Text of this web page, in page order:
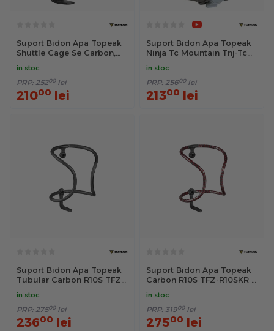
Suport Bidon Apa Topeak
Shuttle Cage Se Carbon,
in stoc
PRP: 25200 lei
21000 lei
Suport Bidon Apa Topeak
Ninja Tc Mountain Tnj-Tcm
in stoc
PRP: 25600 lei
21300 lei
Suport Bidon Apa Topeak
Tubular Carbon R10S TFZ-
in stoc
PRP: 27500 lei
23600 lei
Suport Bidon Apa Topeak
Carbon R10S TFZ-R10SKR -
in stoc
PRP: 31900 lei
27500 lei